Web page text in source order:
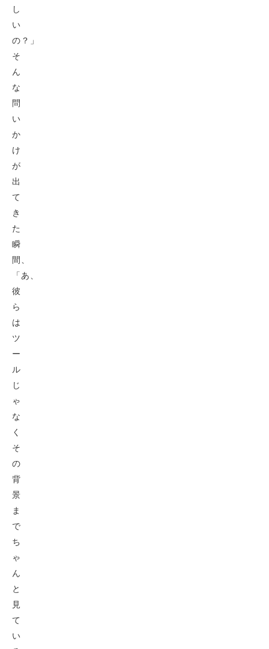
し
い
の？」
そ
ん
な
問
い
か
け
が
出
て
き
た
瞬
間、
「あ、
彼
ら
は
ツ
ー
ル
じ
ゃ
な
く
そ
の
背
景
ま
で
ち
ゃ
ん
と
見
て
い